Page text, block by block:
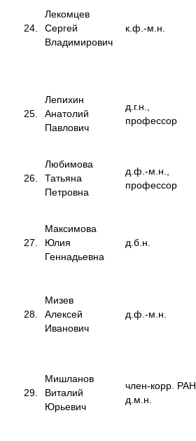
24.
Лекомцев
Сергей
Владимирович
к.ф.-м.н.
25.
Лепихин
Анатолий
Павлович
д.г.н.,
профессор
26.
Любимова
Татьяна
Петровна
д.ф.-м.н.,
профессор
27.
Максимова
Юлия
Геннадьевна
д.б.н.
28.
Мизев
Алексей
Иванович
д.ф.-м.н.
29.
Мишланов
Виталий
Юрьевич
член-корр. РАН,
д.м.н.